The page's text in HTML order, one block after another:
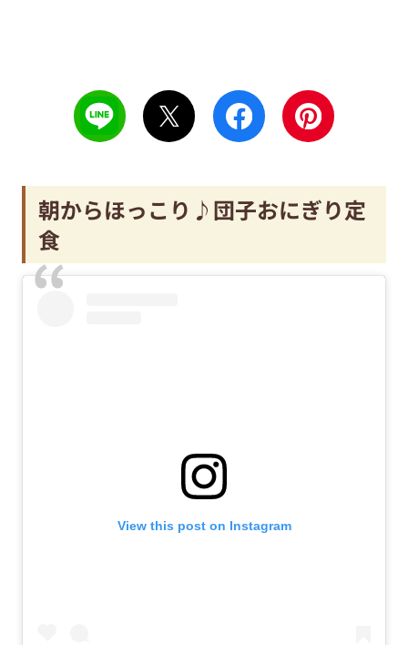
朝からほっこり♪ 団子おにぎり定
食
View this post on Instagram